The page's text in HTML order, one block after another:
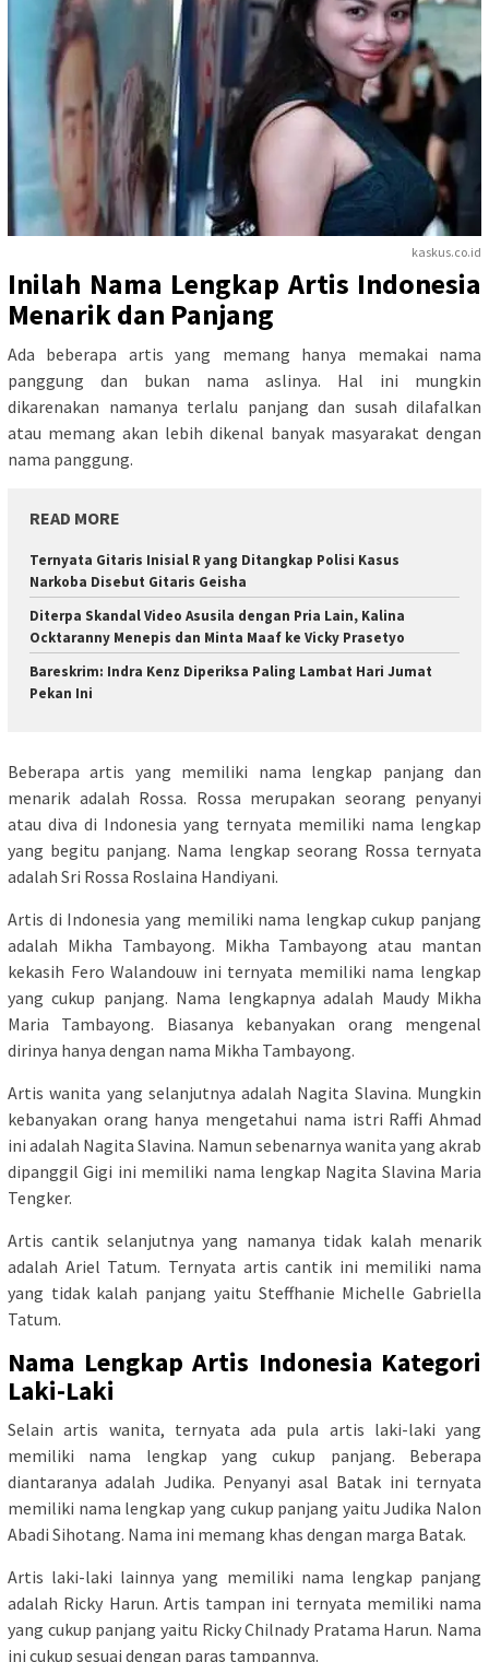
kaskus.co.id
Inilah Nama Lengkap Artis Indonesia
Menarik dan Panjang
Ada beberapa artis yang memang hanya memakai nama
panggung dan bukan nama aslinya. Hal ini mungkin
dikarenakan namanya terlalu panjang dan susah dilafalkan
atau memang akan lebih dikenal banyak masyarakat dengan
nama panggung.
READ MORE
Ternyata Gitaris Inisial R yang Ditangkap Polisi Kasus
Narkoba Disebut Gitaris Geisha
Diterpa Skandal Video Asusila dengan Pria Lain, Kalina
Ocktaranny Menepis dan Minta Maaf ke Vicky Prasetyo
Bareskrim: Indra Kenz Diperiksa Paling Lambat Hari Jumat
Pekan Ini
Beberapa artis yang memiliki nama lengkap panjang dan
menarik adalah Rossa. Rossa merupakan seorang penyanyi
atau diva di Indonesia yang ternyata memiliki nama lengkap
yang begitu panjang. Nama lengkap seorang Rossa ternyata
adalah Sri Rossa Roslaina Handiyani.
Artis di Indonesia yang memiliki nama lengkap cukup panjang
adalah Mikha Tambayong. Mikha Tambayong atau mantan
kekasih Fero Walandouw ini ternyata memiliki nama lengkap
yang cukup panjang. Nama lengkapnya adalah Maudy Mikha
Maria Tambayong. Biasanya kebanyakan orang mengenal
dirinya hanya dengan nama Mikha Tambayong.
Artis wanita yang selanjutnya adalah Nagita Slavina. Mungkin
kebanyakan orang hanya mengetahui nama istri Raffi Ahmad
ini adalah Nagita Slavina. Namun sebenarnya wanita yang akrab
dipanggil Gigi ini memiliki nama lengkap Nagita Slavina Maria
Tengker.
Artis cantik selanjutnya yang namanya tidak kalah menarik
adalah Ariel Tatum. Ternyata artis cantik ini memiliki nama
yang tidak kalah panjang yaitu Steffhanie Michelle Gabriella
Tatum.
Nama Lengkap Artis Indonesia Kategori
Laki-Laki
Selain artis wanita, ternyata ada pula artis laki-laki yang
memiliki nama lengkap yang cukup panjang. Beberapa
diantaranya adalah Judika. Penyanyi asal Batak ini ternyata
memiliki nama lengkap yang cukup panjang yaitu Judika Nalon
Abadi Sihotang. Nama ini memang khas dengan marga Batak.
Artis laki-laki lainnya yang memiliki nama lengkap panjang
adalah Ricky Harun. Artis tampan ini ternyata memiliki nama
yang cukup panjang yaitu Ricky Chilnady Pratama Harun. Nama
ini cukup sesuai dengan paras tampannya.